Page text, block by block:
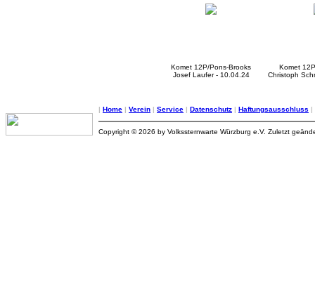
Komet 12P/Pons-Brooks
Josef Laufer - 10.04.24
Komet
Christoph
| Home | Verein | Service | Datenschutz | Haftungsausschluss |
Copyright © 2026 by Volkssternwarte Würzburg e.V. Zuletzt